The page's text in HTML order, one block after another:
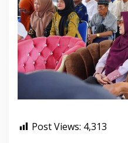
Post Views: 4,313